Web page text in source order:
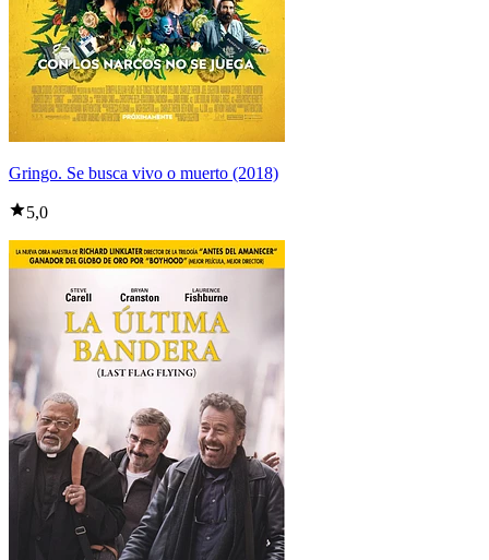
Gringo. Se busca vivo o muerto (2018)
5,0